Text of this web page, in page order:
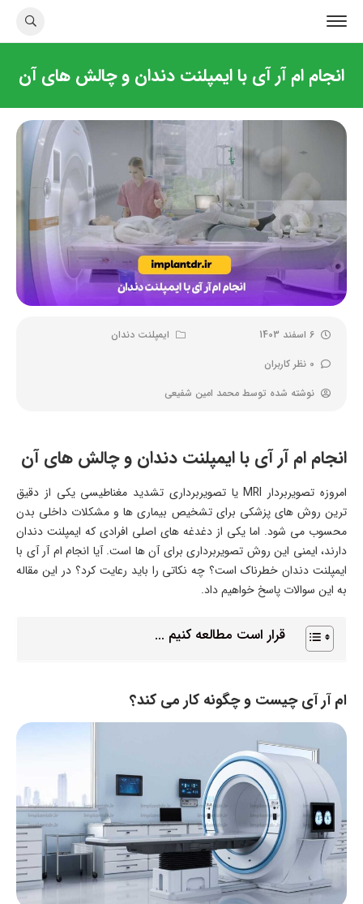
انجام ام آر آی با ایمپلنت دندان و چالش های آن
6 اسفند 1403
ایمپلنت دندان
0 نظر کاربران
نوشته شده توسط محمد امین شفیعی
انجام ام آر آی با ایمپلنت دندان و چالش های آن
امروزه تصویربردار MRI یا تصویربرداری تشدید مغناطیسی یکی از دقیق
ترین روش های پزشکی برای تشخیص بیماری ها و مشکلات داخلی بدن
محسوب می شود. اما یکی از دغدغه های اصلی افرادی که ایمپلنت دندان
دارند، ایمنی این روش تصویربرداری برای آن ها است. آیا انجام ام آر آی با
ایمپلنت دندان خطرناک است؟ چه نکاتی را باید رعایت کرد؟ در این مقاله
به این سوالات پاسخ خواهیم داد.
قرار است مطالعه کنیم ...
ام آر آی چیست و چگونه کار می کند؟